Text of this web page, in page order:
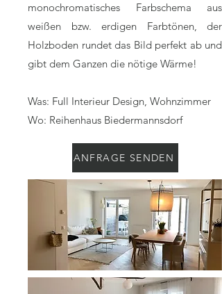
monochromatisches Farbschema aus
weißen bzw. erdigen Farbtönen, der
Holzboden rundet das Bild perfekt ab und
gibt dem Ganzen die nötige Wärme!
Was: Full Interieur Design, Wohnzimmer
Wo: Reihenhaus Biedermannsdorf
ANFRAGE SENDEN